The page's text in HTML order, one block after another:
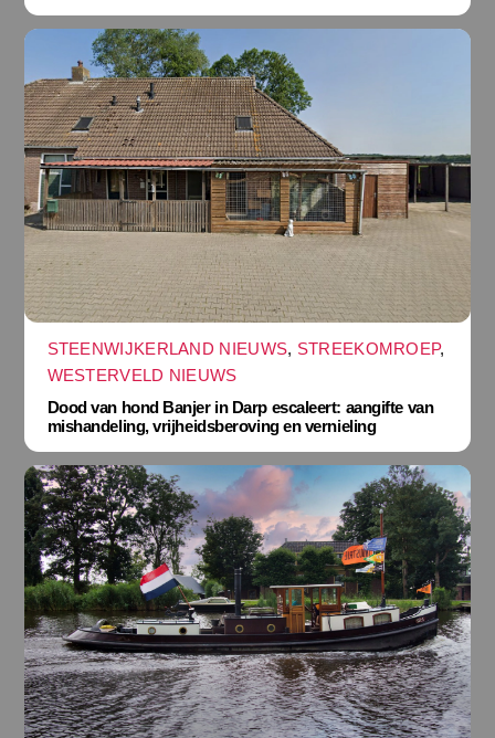
STEENWIJKERLAND NIEUWS, STREEKOMROEP,
WESTERVELD NIEUWS
Dood van hond Banjer in Darp escaleert: aangifte van
mishandeling, vrijheidsberoving en vernieling